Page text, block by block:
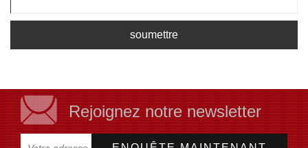
soumettre
Rejoignez notre newsletter